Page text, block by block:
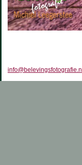
info@belevingsfotografie.nl